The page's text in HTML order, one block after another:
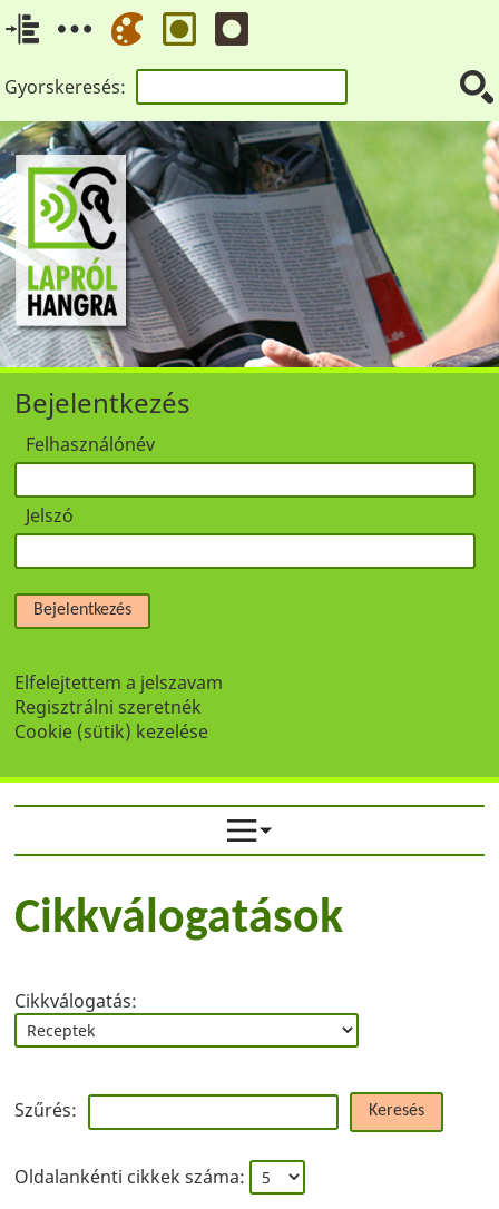
Gyorskeresés:
Bejelentkezés
Felhasználónév
Jelszó
Bejelentkezés
Elfelejtettem a jelszavam
Regisztrálni szeretnék
Cookie (sütik) kezelése
Cikkválogatások
Cikkválogatás:
Szűrés: Keresés
Oldalankénti cikkek száma: